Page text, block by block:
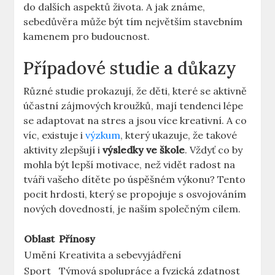
do dalších aspektů života. A jak známe,
sebedůvěra může být tím největším stavebním
kamenem pro budoucnost.
Případové studie a důkazy
Různé studie prokazují, že děti, které se aktivně
účastní zájmových kroužků, mají tendenci lépe
se adaptovat na stres a jsou více kreativní. A co
víc, existuje ivýzkum, který ukazuje, že takové
aktivity zlepšují ivýsledky ve škole. Vždyť co by
mohla být lepší motivace, než vidět radost na
tváři vašeho dítěte po úspěšném výkonu? Tento
pocit hrdosti, který se propojuje s osvojováním
nových dovedností, je naším společným cílem.
Oblast Přínosy
Umění Kreativita a sebevyjádření
Sport
Týmová spolupráce a fyzická zdatnost